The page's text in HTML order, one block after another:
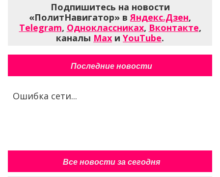
Подпишитесь на новости
«ПолитНавигатор» в Яндекс.Дзен,
Telegram, Одноклассниках, Вконтакте,
каналы Max и YouTube.
Последние новости
Ошибка сети...
Все новости за сегодня